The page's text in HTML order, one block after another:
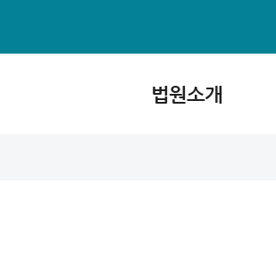
법원소개